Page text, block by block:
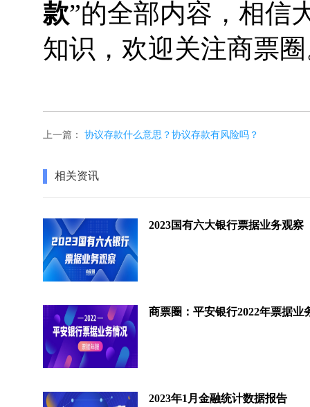
款”的全部内容，相信
知识，欢迎关注商票
上一篇： 协议存款什么意思？协议存款有风险吗？
相关资讯
2023国有六大银行票据业务观察
商票圈：平安银行2022年票据业
2023年1月金融统计数据报告